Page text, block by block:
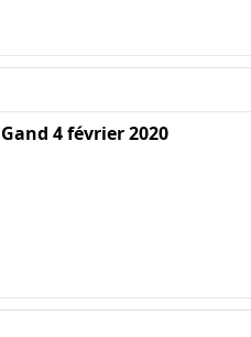
Gand 4 février 2020